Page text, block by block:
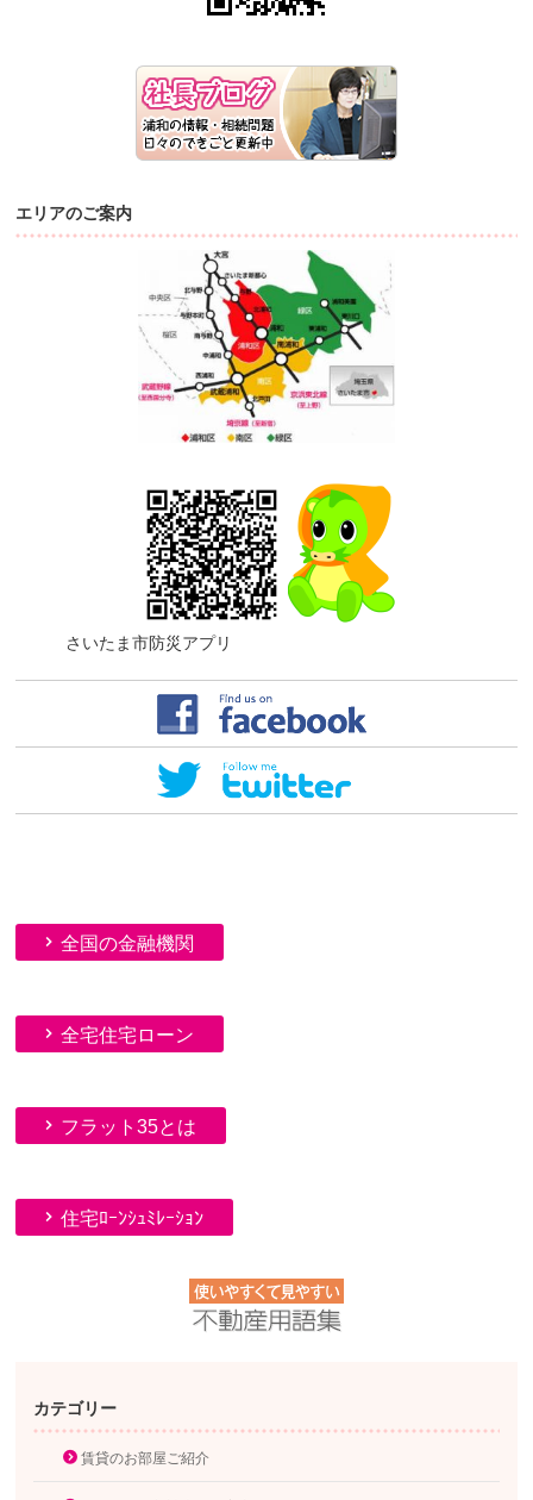
エリアのご案内
さいたま市防災アプリ
全国の金融機関
全宅住宅ローン
フラット35とは
住宅ﾛｰﾝｼｭﾐﾚｰｼｮﾝ
カテゴリー
賃貸のお部屋ご紹介